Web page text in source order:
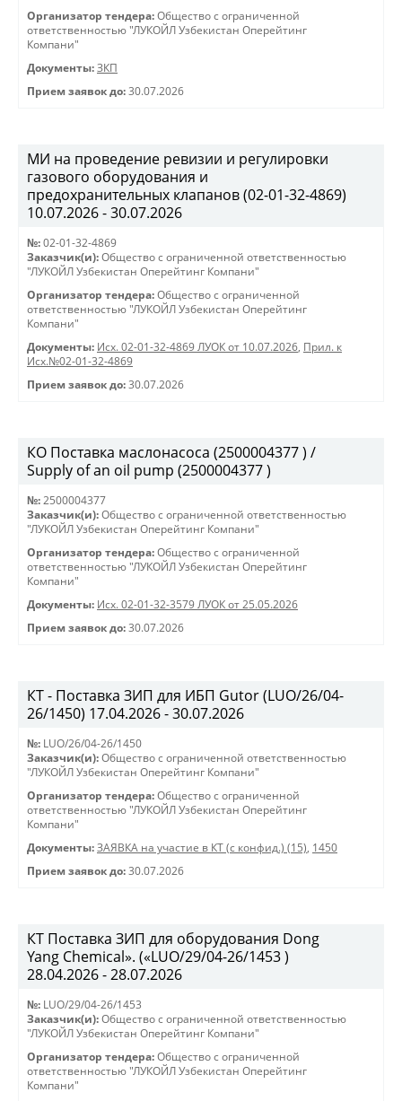
Организатор тендера: Общество с ограниченной
ответственностью "ЛУКОЙЛ Узбекистан Оперейтинг
Компани"
Документы: ЗКП
Прием заявок до: 30.07.2026
МИ на проведение ревизии и регулировки
газового оборудования и
предохранительных клапанов (02-01-32-4869)
10.07.2026 - 30.07.2026
№: 02-01-32-4869
Заказчик(и): Общество с ограниченной ответственностью
"ЛУКОЙЛ Узбекистан Оперейтинг Компани"
Организатор тендера: Общество с ограниченной
ответственностью "ЛУКОЙЛ Узбекистан Оперейтинг
Компани"
Документы: Исх. 02-01-32-4869 ЛУОК от 10.07.2026, Прил. к
Исх.№02-01-32-4869
Прием заявок до: 30.07.2026
КО Поставка маслонасоса (2500004377 ) /
Supply of an oil pump (2500004377 )
№: 2500004377
Заказчик(и): Общество с ограниченной ответственностью
"ЛУКОЙЛ Узбекистан Оперейтинг Компани"
Организатор тендера: Общество с ограниченной
ответственностью "ЛУКОЙЛ Узбекистан Оперейтинг
Компани"
Документы: Исх. 02-01-32-3579 ЛУОК от 25.05.2026
Прием заявок до: 30.07.2026
КТ - Поставка ЗИП для ИБП Gutor (LUO/26/04-
26/1450) 17.04.2026 - 30.07.2026
№: LUO/26/04-26/1450
Заказчик(и): Общество с ограниченной ответственностью
"ЛУКОЙЛ Узбекистан Оперейтинг Компани"
Организатор тендера: Общество с ограниченной
ответственностью "ЛУКОЙЛ Узбекистан Оперейтинг
Компани"
Документы: ЗАЯВКА на участие в КТ (с конфид.) (15), 1450
Прием заявок до: 30.07.2026
КТ Поставка ЗИП для оборудования Dong
Yang Chemical». («LUO/29/04-26/1453 )
28.04.2026 - 28.07.2026
№: LUO/29/04-26/1453
Заказчик(и): Общество с ограниченной ответственностью
"ЛУКОЙЛ Узбекистан Оперейтинг Компани"
Организатор тендера: Общество с ограниченной
ответственностью "ЛУКОЙЛ Узбекистан Оперейтинг
Компани"